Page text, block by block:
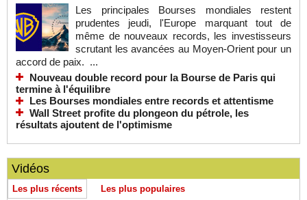
Les principales Bourses mondiales restent
prudentes jeudi, l'Europe marquant tout de
même de nouveaux records, les investisseurs
scrutant les avancées au Moyen-Orient pour un
accord de paix. ...
Nouveau double record pour la Bourse de Paris qui
termine à l'équilibre
Les Bourses mondiales entre records et attentisme
Wall Street profite du plongeon du pétrole, les
résultats ajoutent de l'optimisme
Vidéos
Les plus récents Les plus populaires